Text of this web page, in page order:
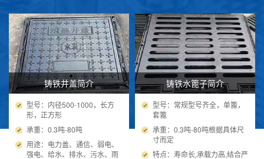
铸铁井盖简介
型号：内径500-1000，长方
形，正方形
承重：0.3吨-80吨
用途：电力盖、通信、弱电、
强电、给水、排水、污水、雨
铸铁水篦子简介
型号：常规型号齐全，单篦，
套篦
承重：0.3吨-80吨根据具体尺
寸而定
特点：寿命长,承载力高,结合严